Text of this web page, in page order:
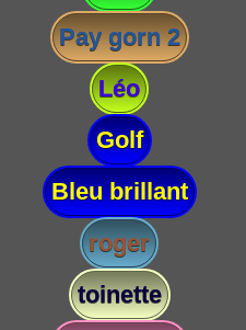
Pay gorn 2
Léo
Golf
Bleu brillant
roger
toinette